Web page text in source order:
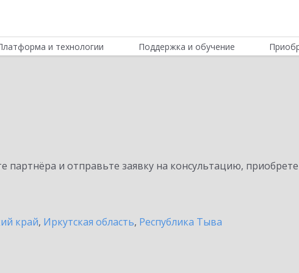
и технологии Поддержка и обучение
и отправьте заявку на консультацию,
край, Иркутская область, Республика Тыва